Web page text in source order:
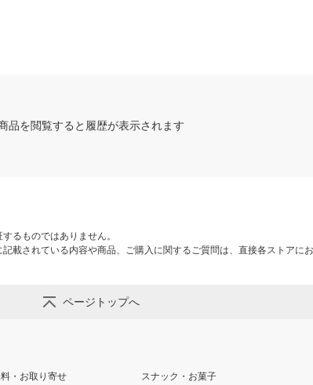
品を閲覧すると履歴が表示されます
るものではありません。
されている内容や商品、ご購入に関するご質問は、直接各ストアにお
ページトップへ
・お取り寄せ スナック・お菓子